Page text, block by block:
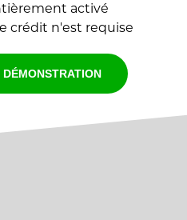
activé
crédit n'est requise
DÉMONSTRATION